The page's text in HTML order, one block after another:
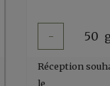
- 50
Réception
le